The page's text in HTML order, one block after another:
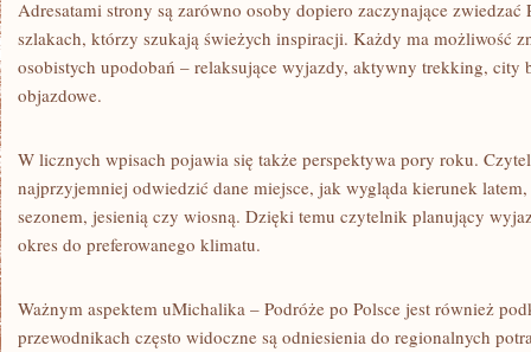
Adresatami strony są zarówno osoby dopiero zaczynające
szlakach, którzy szukają świeżych inspiracji. Każdy ma możliwość
osobistych upodobań – relaksujące wyjazdy, aktywny trekking, city
objazdowe.
W licznych wpisach pojawia się także perspektywa pory roku.
najprzyjemniej odwiedzić dane miejsce, jak wygląda kierunek
sezonem, jesienią czy wiosną. Dzięki temu czytelnik planujący
okres do preferowanego klimatu.
Ważnym aspektem uMichalika – Podróże po Polsce jest również
przewodnikach często widoczne są odniesienia do regionalnych